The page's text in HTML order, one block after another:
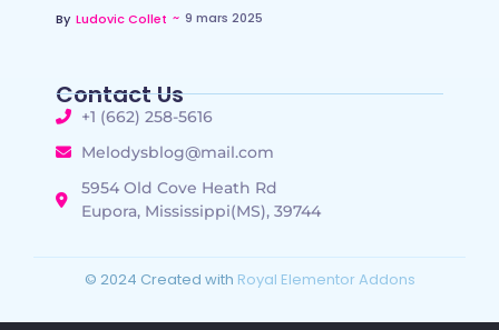
By Ludovic Collet ~ 9 mars 2025
Contact Us
+1 (662) 258-5616
Melodysblog@mail.com
5954 Old Cove Heath Rd
Eupora, Mississippi(MS), 39744
© 2024 Created with Royal Elementor Addons